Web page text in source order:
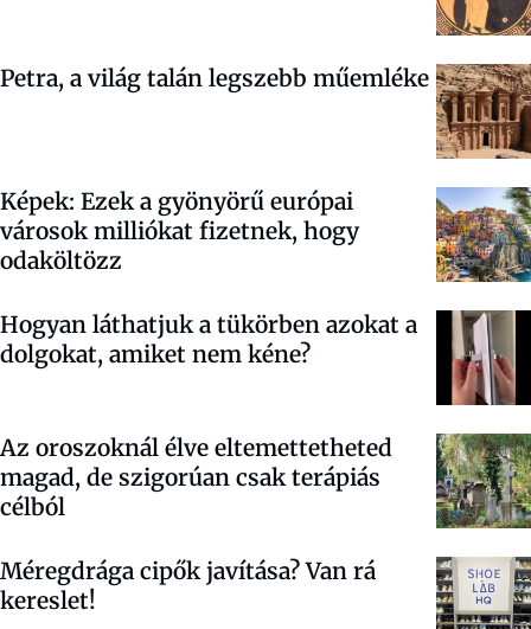
Petra, a világ talán legszebb műemléke
Képek: Ezek a gyönyörű európai
városok milliókat fizetnek, hogy
odaköltözz
Hogyan láthatjuk a tükörben azokat a
dolgokat, amiket nem kéne?
Az oroszoknál élve eltemettetheted
magad, de szigorúan csak terápiás
célból
Méregdrága cipők javítása? Van rá
kereslet!